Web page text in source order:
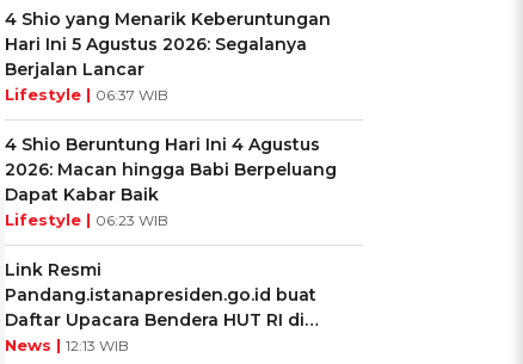
4 Shio yang Menarik Keberuntungan
Hari Ini 5 Agustus 2026: Segalanya
Berjalan Lancar
Lifestyle | 06:37 WIB
4 Shio Beruntung Hari Ini 4 Agustus
2026: Macan hingga Babi Berpeluang
Dapat Kabar Baik
Lifestyle | 06:23 WIB
Link Resmi
Pandang.istanapresiden.go.id buat
Daftar Upacara Bendera HUT RI di
Istana Negara
News | 12:13 WIB